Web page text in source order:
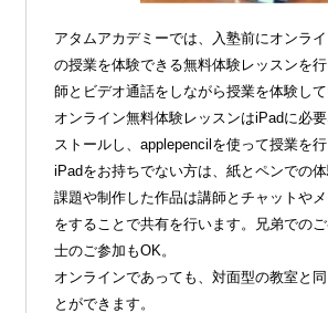
アタムアカデミーでは、入塾前にオンラ
の授業を体験できる無料体験レッスンを
師とビデオ通話をしながら授業を体験して
オンライン無料体験レッスンはiPadに必
ストールし、applepencilを使って授業を行
iPadをお持ちでない方は、紙とペンでの体
課題や制作した作品は講師とチャットや
をすることで共有を行います。兄弟での
士のご参加もOK。
オンラインであっても、対面型の教室と
とができます。